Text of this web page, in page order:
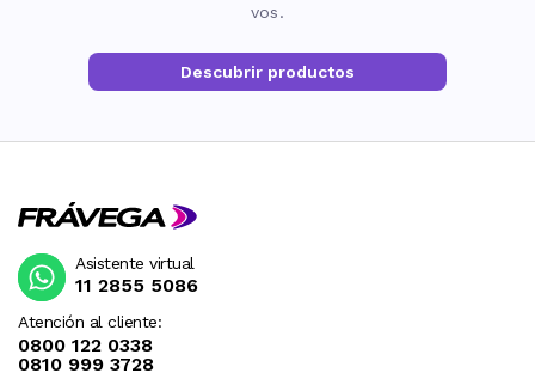
vos.
Descubrir productos
Atención al cliente:
0800 122 0338
0810 999 3728
Asistente virtual
11 2855 5086